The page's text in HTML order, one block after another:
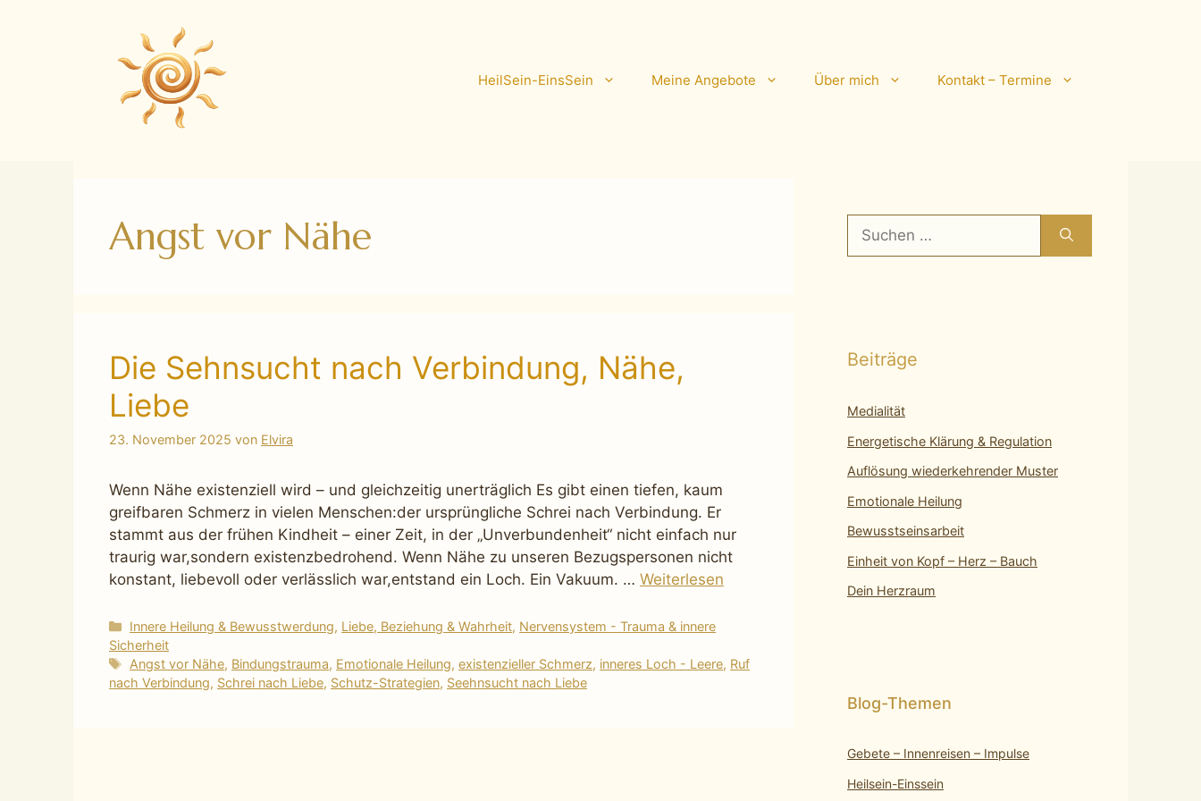
HeilSein-EinsSein Meine Angebote Über mich Kontakt – Termine
Angst vor Nähe
Die Sehnsucht nach Verbindung, Nähe,
Liebe
23. November 2025 von Elvira
Wenn Nähe existenziell wird – und gleichzeitig unerträglich Es gibt einen tiefen, kaum
greifbaren Schmerz in vielen Menschen:der ursprüngliche Schrei nach Verbindung. Er
stammt aus der frühen Kindheit – einer Zeit, in der „Unverbundenheit“ nicht einfach nur
traurig war,sondern existenzbedrohend. Wenn Nähe zu unseren Bezugspersonen nicht
konstant, liebevoll oder verlässlich war,entstand ein Loch. Ein Vakuum. … Weiterlesen
Kategorien
Innere Heilung & Bewusstwerdung, Liebe, Beziehung & Wahrheit, Nervensystem - Trauma & innere
Sicherheit
Schlagwörter
Angst vor Nähe, Bindungstrauma, Emotionale Heilung,existenzieller Schmerz, inneres Loch - Leere, Ruf
nach Verbindung, Schrei nach Liebe, Schutz-Strategien, Seehnsucht nach Liebe
Suchen
nach:
Beiträge
Medialität
Energetische Klärung & Regulation
Auflösung wiederkehrender Muster
Emotionale Heilung
Bewusstseinsarbeit
Einheit von Kopf – Herz – Bauch
Dein Herzraum
Gebete – Innenreisen – Impulse
Heilsein-Einssein